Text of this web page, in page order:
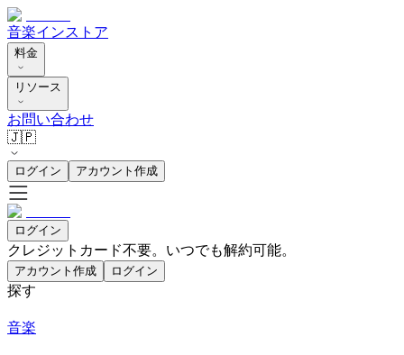
音楽インストア
料金
リソース
お問い合わせ
🇯🇵
ログイン アカウント作成
ログイン
クレジットカード不要。いつでも解約可能。
アカウント作成 ログイン
探す
音楽